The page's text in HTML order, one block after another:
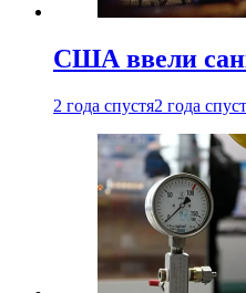
США ввели
2 года спустя2 года